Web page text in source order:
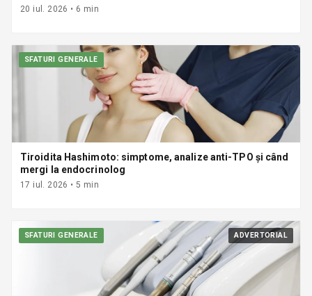
20 iul. 2026 • 6 min
SFATURI GENERALE
Tiroidita Hashimoto: simptome, analize anti-TPO și când
mergi la endocrinolog
17 iul. 2026 •5 min
SFATURI GENERALE ADVERTORIAL